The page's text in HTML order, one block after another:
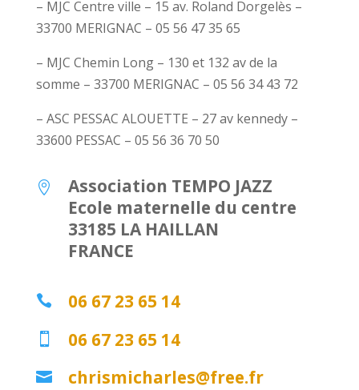
– MJC Centre ville – 15 av. Roland Dorgelès –
33700 MERIGNAC – 05 56 47 35 65
– MJC Chemin Long – 130 et 132 av de la
somme – 33700 MERIGNAC – 05 56 34 43 72
– ASC PESSAC ALOUETTE – 27 av kennedy –
33600 PESSAC – 05 56 36 70 50

Association TEMPO JAZZ
Ecole maternelle du centre
33185 LA HAILLAN
FRANCE
 06 67 23 65 14
 06 67 23 65 14
 chrismicharles@free.fr